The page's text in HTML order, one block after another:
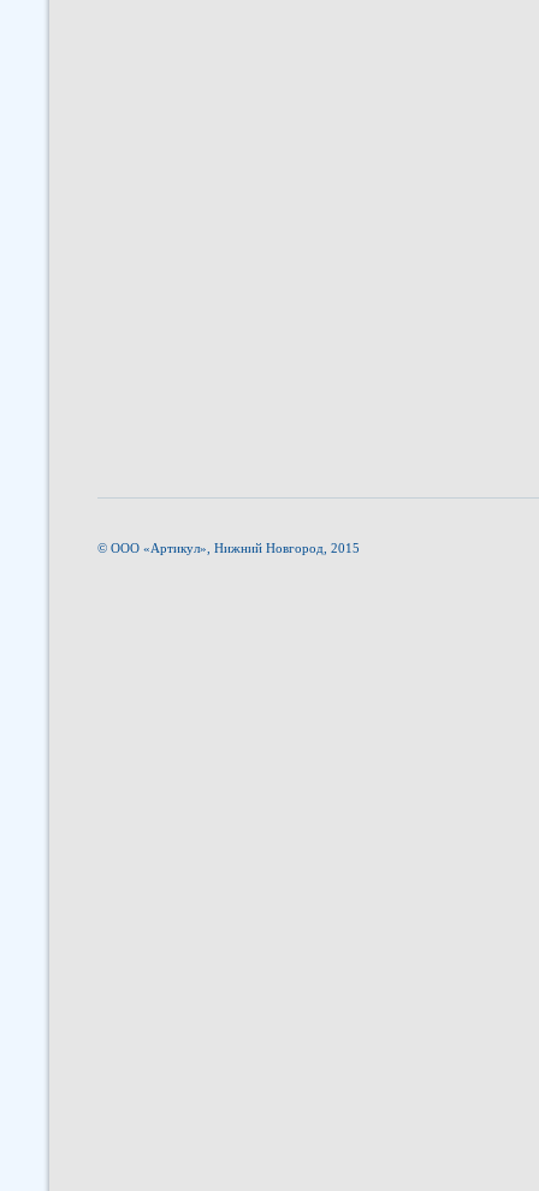
© ООО «Артикул», Нижний Новгород, 2015